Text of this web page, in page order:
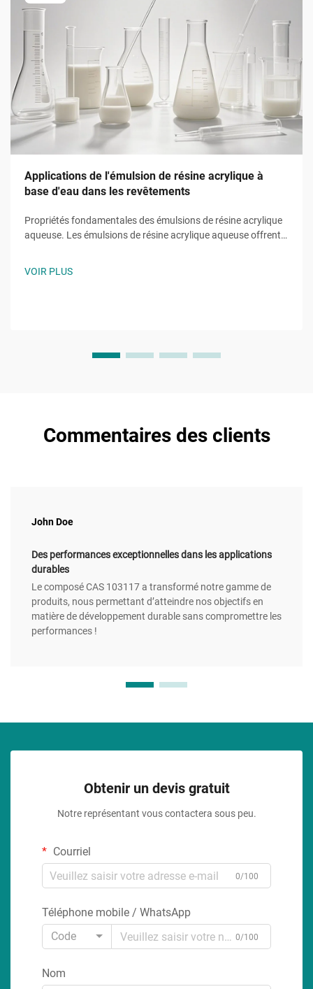
Applications de l'émulsion de résine acrylique à
base d'eau dans les revêtements
Propriétés fondamentales des émulsions de résine acrylique
aqueuse. Les émulsions de résine acrylique aqueuse offrent
VOIR PLUS
Commentaires des clients
John Doe
Des performances exceptionnelles dans les applications
durables
Le composé CAS 103117 a transformé notre gamme de
produits, nous permettant d’atteindre nos objectifs en
matière de développement durable sans compromettre les
performances !
Obtenir un devis gratuit
Notre représentant vous contactera sous peu.
Courriel
0/100
Téléphone mobile / WhatsApp
Code
0/100
Nom